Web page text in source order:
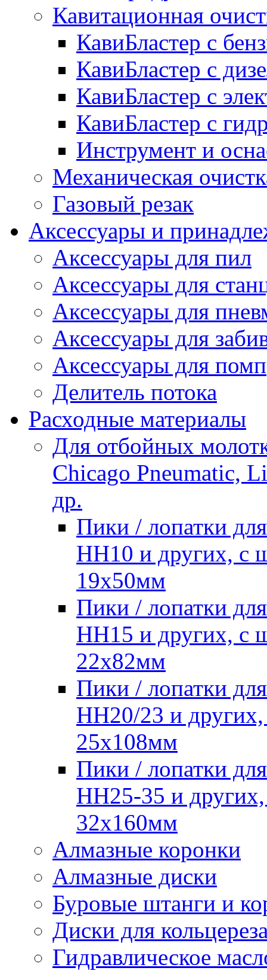
Кавитационная
КавиБластер с
КавиБластер с
КавиБластер с
КавиБластер с
Инструмент и
Механическая
Газовый резак
Аксессуары и
Аксессуары для пил
Аксессуары для
Аксессуары для
Аксессуары для
Аксессуары для помп
Делитель потока
Расходные материалы
Для отбойных
Chicago Pneumatic,
др.
Пики / лопатки
HH10 и других, с
19х50мм
Пики / лопатки
HH15 и других, с
22х82мм
Пики / лопатки
HH20/23 и
25х108мм
Пики / лопатки
HH25-35 и
32х160мм
Алмазные коронки
Алмазные диски
Буровые штанги и
Диски для
Гидравлическое